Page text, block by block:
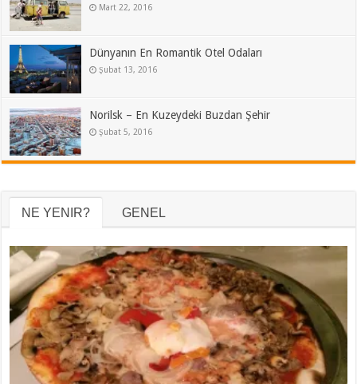
Mart 22, 2016
Dünyanın En Romantik Otel Odaları
Şubat 13, 2016
Norilsk – En Kuzeydeki Buzdan Şehir
Şubat 5, 2016
NE YENIR? GENEL